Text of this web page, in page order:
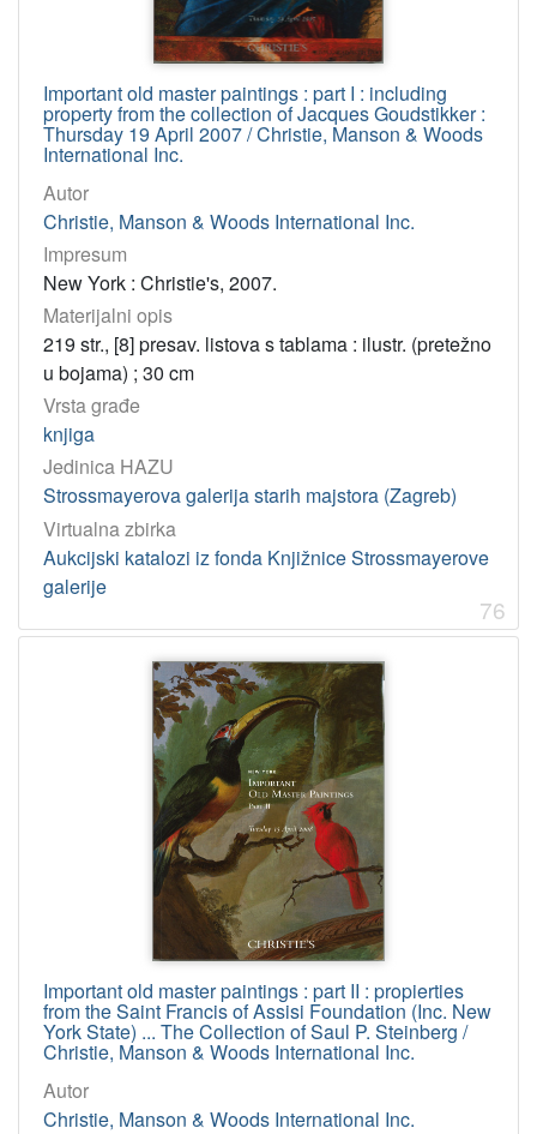
Important old master paintings : part I : including
property from the collection of Jacques Goudstikker :
Thursday 19 April 2007 / Christie, Manson & Woods
International Inc.
Autor
Christie, Manson & Woods International Inc.
Impresum
New York : Christie's, 2007.
Materijalni opis
219 str., [8] presav. listova s tablama : ilustr. (pretežno
u bojama) ; 30 cm
Vrsta građe
knjiga
Jedinica HAZU
Strossmayerova galerija starih majstora (Zagreb)
Virtualna zbirka
Aukcijski katalozi iz fonda Knjižnice Strossmayerove
galerije
76
Important old master paintings : part II : propierties
from the Saint Francis of Assisi Foundation (Inc. New
York State) ... The Collection of Saul P. Steinberg /
Christie, Manson & Woods International Inc.
Autor
Christie, Manson & Woods International Inc.